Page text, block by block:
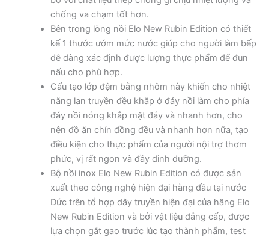
chống va chạm tốt hơn.
Bên trong lòng nồi Elo New Rubin Edition có thiết
kế 1 thước ướm mức nước giúp cho người làm bếp
dễ dàng xác định được lượng thực phẩm để đun
nấu cho phù hợp.
Cấu tạo lớp đệm bằng nhôm này khiến cho nhiệt
năng lan truyền đều khắp ở đáy nồi làm cho phía
đáy nồi nóng khắp mặt đáy và nhanh hơn, cho
nên đồ ăn chín đồng đều và nhanh hơn nữa, tạo
điều kiện cho thực phẩm của người nội trợ thơm
phức, vị rất ngon và đầy dinh dưỡng.
Bộ nồi inox Elo New Rubin Edition có được sản
xuất theo công nghệ hiện đại hàng đầu tại nước
Đức trên tổ hợp dây truyền hiện đại của hãng Elo
New Rubin Edition và bởi vật liệu đẳng cấp, được
lựa chọn gắt gao trước lúc tạo thành phẩm, test